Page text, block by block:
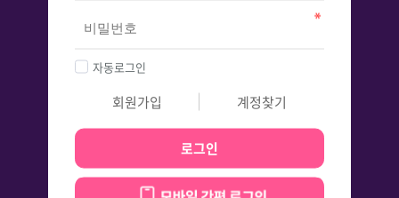
자동로그인
회원가입 계정찾기
로그인